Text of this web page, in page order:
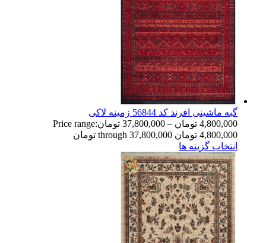
گبه ماشینی افرند کد 56844 زمینه لاکی
4,800,000 تومان –
37,800,000 تومانPrice range:
4,800,000 تومان through 37,800,000 تومان
انتخاب گزینه ها